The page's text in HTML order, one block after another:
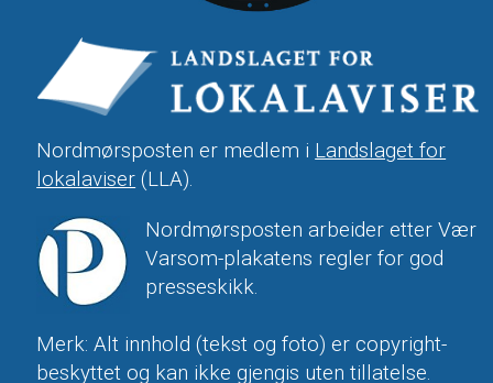
Nordmørsposten er medlem i Landslaget for
lokalaviser (LLA).
Nordmørsposten arbeider etter Vær
Varsom-plakatens regler for god
presseskikk.
Merk: Alt innhold (tekst og foto) er copyright-
beskyttet og kan ikke gjengis uten tillatelse.